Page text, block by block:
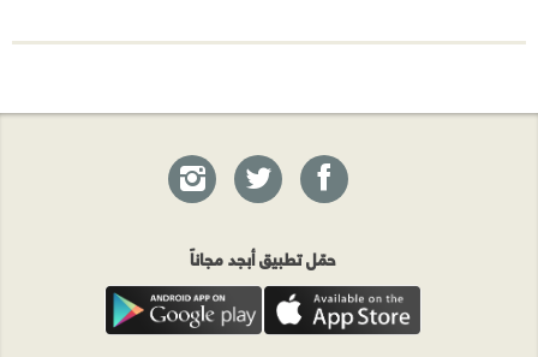
حمّل تطبيق أبجد مجاناً